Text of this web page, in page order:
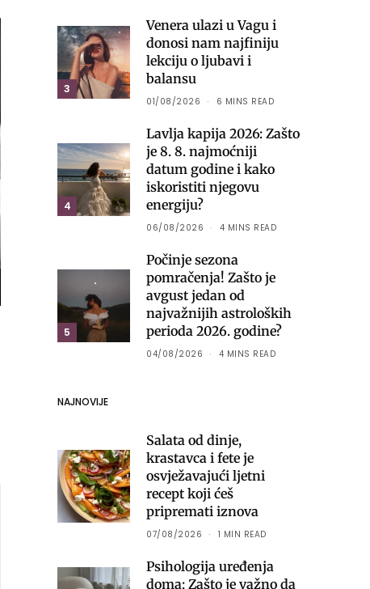
3
Venera ulazi u Vagu i
donosi nam najfiniju
lekciju o ljubavi i
balansu
01/08/2026 6 MINS READ
4
Lavlja kapija 2026: Zašto
je 8. 8. najmoćniji
datum godine i kako
iskoristiti njegovu
energiju?
06/08/2026 4 MINS READ
5
Počinje sezona
pomračenja! Zašto je
avgust jedan od
najvažnijih astroloških
perioda 2026. godine?
04/08/2026 4 MINS READ
NAJNOVIJE
Salata od dinje,
krastavca i fete je
osvježavajući ljetni
recept koji ćeš
pripremati iznova
07/08/2026 1 MIN READ
Psihologija uređenja
doma: Zašto je važno da